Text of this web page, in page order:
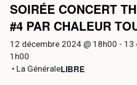
SOIRÉE CONCERT
#4 PAR CHALEUR
12 décembre 2024 @ 18h00 - 13
1h00
LIBRE
• La Générale